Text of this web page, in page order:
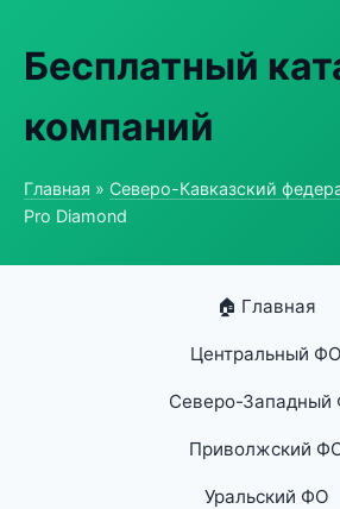
Бесплатный
компаний
Главная » Северо-Кавказский
Pro Diamond
🏠 Главная
Центральный ФО
Северо-Западный
Приволжский
Уральский ФО